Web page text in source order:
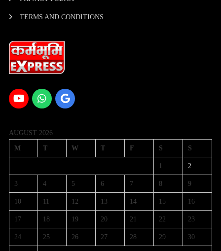
TERMS AND CONDITIONS
AUGUST 2026
M T W T F S S
1 2
3 4 5 6 7 8 9
10 11 12 13 14 15 16
17 18 19 20 21 22 23
24 25 26 27 28 29 30